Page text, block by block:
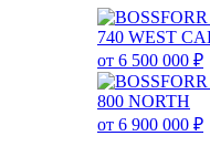
740 WEST
от 6 500 000 ₽
800 NORTH
от 6 900 000 ₽